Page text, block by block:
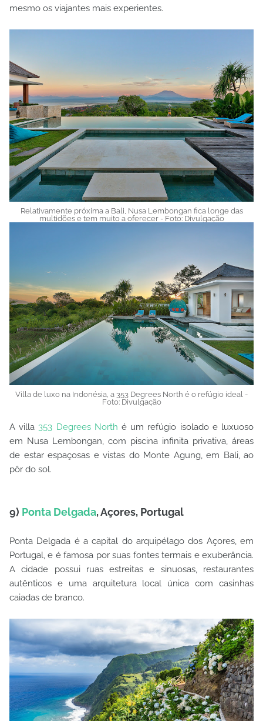
mesmo os viajantes mais experientes.
Relativamente próxima a Bali, Nusa Lembongan fica longe das
multidões e tem muito a oferecer - Foto: Divulgação
Villa de luxo na Indonésia, a 353 Degrees North é o refúgio ideal -
Foto: Divulgação
A villa 353 Degrees North é um refúgio isolado e luxuoso
em Nusa Lembongan, com piscina infinita privativa, áreas
de estar espaçosas e vistas do Monte Agung, em Bali, ao
pôr do sol.
9) Ponta Delgada, Açores, Portugal
Ponta Delgada é a capital do arquipélago dos Açores, em
Portugal, e é famosa por suas fontes termais e exuberância.
A cidade possui ruas estreitas e sinuosas, restaurantes
autênticos e uma arquitetura local única com casinhas
caiadas de branco.